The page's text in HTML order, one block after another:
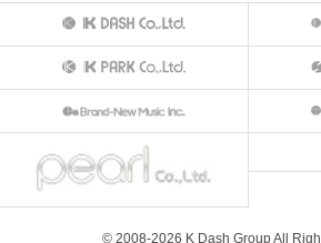
© 2008-2026 K Dash Group All